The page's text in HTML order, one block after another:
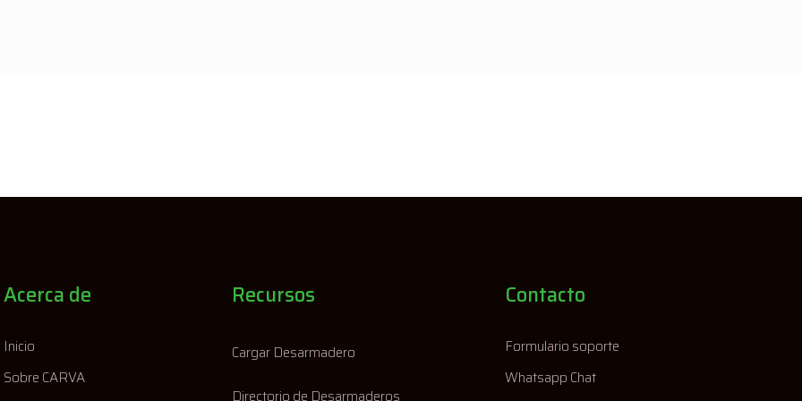
Acerca de
Inicio
Sobre CARVA
Recursos
Cargar Desarmadero
Contacto
Formulario soporte
Whatsapp Chat